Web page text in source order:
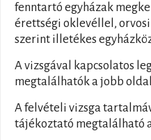
fenntartó egyházak
érettségi oklevéllel,
szerint illetékes
A vizsgával kapcsolatos
megtalálhatók a jobb
A felvételi vizsga
tájékoztató megtalálható